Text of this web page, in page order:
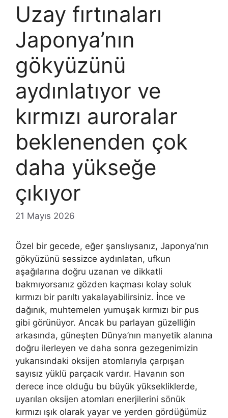
Uzay fırtınaları
Japonya’nın
gökyüzünü
aydınlatıyor ve
kırmızı auroralar
beklenenden çok
daha yükseğe
çıkıyor
21 Mayıs 2026
Özel bir gecede, eğer şanslıysanız, Japonya’nın
gökyüzünü sessizce aydınlatan, ufkun
aşağılarına doğru uzanan ve dikkatli
bakmıyorsanız gözden kaçması kolay soluk
kırmızı bir parıltı yakalayabilirsiniz. İnce ve
dağınık, muhtemelen yumuşak kırmızı bir pus
gibi görünüyor. Ancak bu parlayan güzelliğin
arkasında, güneşten Dünya’nın manyetik alanına
doğru ilerleyen ve daha sonra gezegenimizin
yukarısındaki oksijen atomlarıyla çarpışan
sayısız yüklü parçacık vardır. Havanın son
derece ince olduğu bu büyük yüksekliklerde,
uyarılan oksijen atomları enerjilerini sönük
kırmızı ışık olarak yayar ve yerden gördüğümüz